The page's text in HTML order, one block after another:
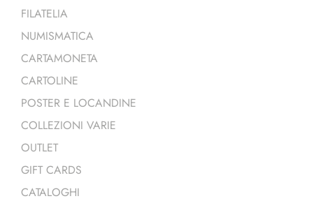
FILATELIA
NUMISMATICA
CARTAMONETA
CARTOLINE
POSTER E LOCANDINE
COLLEZIONI VARIE
OUTLET
GIFT CARDS
CATALOGHI